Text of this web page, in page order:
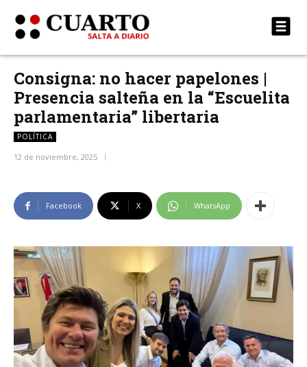
Consigna: no hacer papelones |
Presencia salteña en la “Escuelita
parlamentaria” libertaria
POLÍTICA
12 de noviembre, 2025
Facebook X WhatsApp